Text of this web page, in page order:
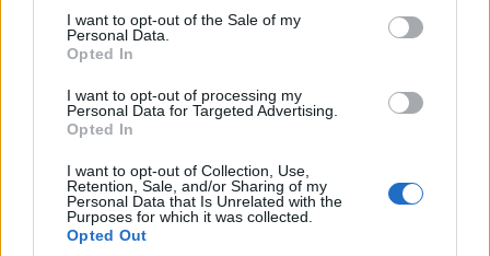
consent section.
I want to opt-out of the Sale of my
Personal Data.
Opted In
I want to opt-out of processing my
Personal Data for Targeted Advertising.
Opted In
I want to opt-out of Collection, Use,
Retention, Sale, and/or Sharing of my
Personal Data that Is Unrelated with the
Purposes for which it was collected.
Opted Out
NEWS